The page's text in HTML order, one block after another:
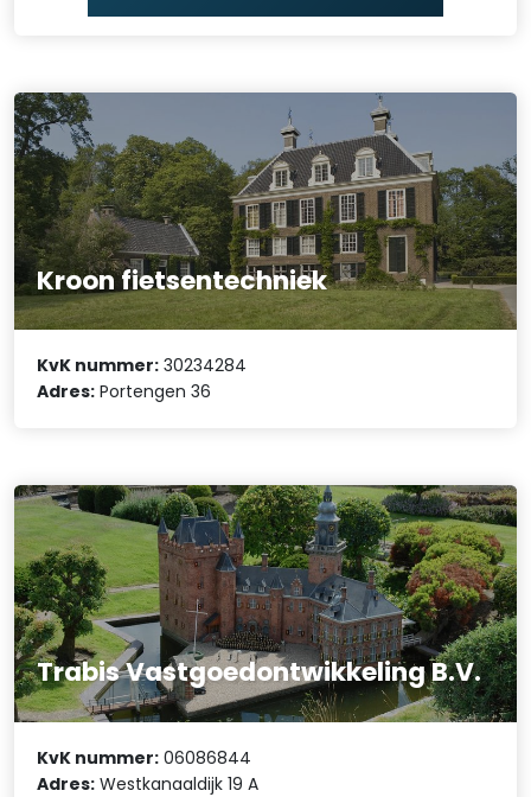
Kroon fietsentechniek
KvK nummer: 30234284
Adres: Portengen 36
Trabis Vastgoedontwikkeling B.V.
KvK nummer: 06086844
Adres: Westkanaaldijk 19 A